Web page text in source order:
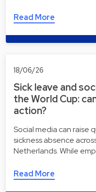
Read More
18/06/26
Sick leave and
the World Cup:
action?
Social media can raise
sickness absence
Netherlands. While
Read More